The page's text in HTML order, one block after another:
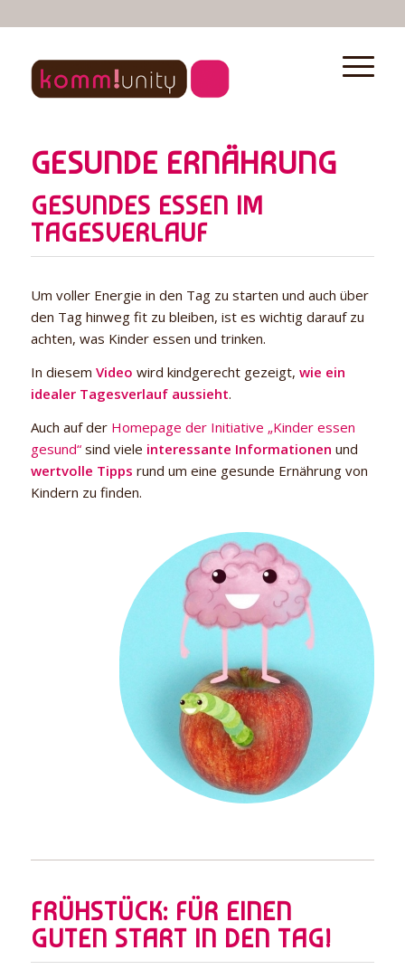
GESUNDE ERNÄHRUNG
GESUNDES ESSEN IM
TAGESVERLAUF
Um voller Energie in den Tag zu starten und auch über
den Tag hinweg fit zu bleiben, ist es wichtig darauf zu
achten, was Kinder essen und trinken.
In diesem Video wird kindgerecht gezeigt, wie ein
idealer Tagesverlauf aussieht.
Auch auf der Homepage der Initiative „Kinder essen
gesund“sind viele interessante Informationen und
wertvolle Tipps rund um eine gesunde Ernährung von
Kindern zu finden.
Kinder essen gesund
FRÜHSTÜCK: FÜR EINEN
GUTEN START IN DEN TAG!